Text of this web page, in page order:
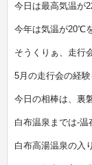
今日は最高気温が
今年は気温が20℃
そうくりぁ、走行
5月の走行会の経
今日の相棒は、裏
白布温泉までは-
白布高湯温泉の入